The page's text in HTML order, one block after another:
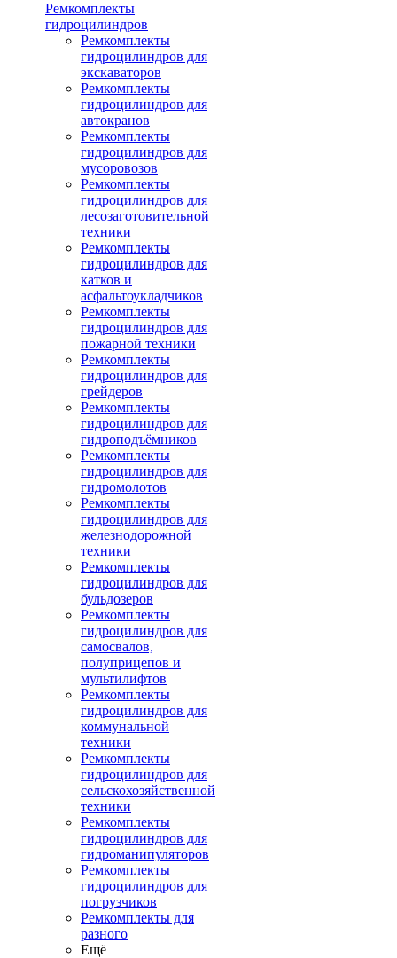
Ремкомплекты
гидроцилиндров
Ремкомплекты
гидроцилиндров для
экскаваторов
Ремкомплекты
гидроцилиндров для
автокранов
Ремкомплекты
гидроцилиндров для
мусоровозов
Ремкомплекты
гидроцилиндров для
лесозаготовительной
техники
Ремкомплекты
гидроцилиндров для
катков и
асфальтоукладчиков
Ремкомплекты
гидроцилиндров для
пожарной техники
Ремкомплекты
гидроцилиндров для
грейдеров
Ремкомплекты
гидроцилиндров для
гидроподъёмников
Ремкомплекты
гидроцилиндров для
гидромолотов
Ремкомплекты
гидроцилиндров для
железнодорожной
техники
Ремкомплекты
гидроцилиндров для
бульдозеров
Ремкомплекты
гидроцилиндров для
самосвалов,
полуприцепов и
мультилифтов
Ремкомплекты
гидроцилиндров для
коммунальной
техники
Ремкомплекты
гидроцилиндров для
сельскохозяйственной
техники
Ремкомплекты
гидроцилиндров для
гидроманипуляторов
Ремкомплекты
гидроцилиндров для
погрузчиков
Ремкомплекты для
разного
Ещё